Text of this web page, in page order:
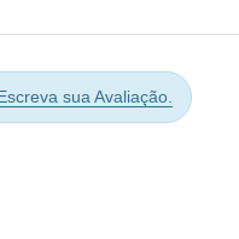
sua Avaliação.